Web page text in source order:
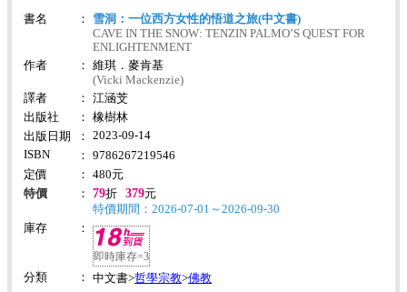
書名 ：
雪洞：一位西方女性的悟道之旅(中文書)
CAVE IN THE SNOW: TENZIN PALMO’S QUEST FOR
ENLIGHTENMENT
作者
：
維琪．麥肯基
(Vicki Mackenzie)
譯者
：
江涵芠
出版社
：
橡樹林
出版日期
：
2023-09-14
ISBN
：
9786267219546
定價
： 480元
特價
： 79折 379元
特價期間：2026-07-01～2026-09-30
庫存
：
即時庫存=3
分類
： 中文書>哲學宗教>佛教